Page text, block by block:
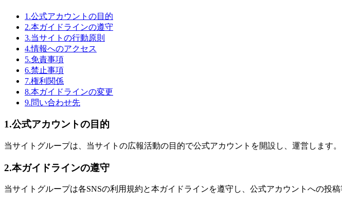
1.公式アカウントの目的
2.本ガイドラインの遵守
3.当サイトの行動原則
4.情報へのアクセス
5.免責事項
6.禁止事項
7.権利関係
8.本ガイドラインの変更
9.問い合わせ先
1.公式アカウントの目的
当サイトグループは、当サイトの広報活動の目的で公式アカウントを開設し、運営します。
2.本ガイドラインの遵守
当サイトグループは各SNSの利用規約と本ガイドラインを遵守し、公式アカウントへの投稿